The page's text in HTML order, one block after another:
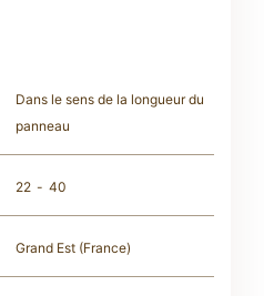
Dans le sens de la longueur du
panneau
22 40
Grand Est (France)